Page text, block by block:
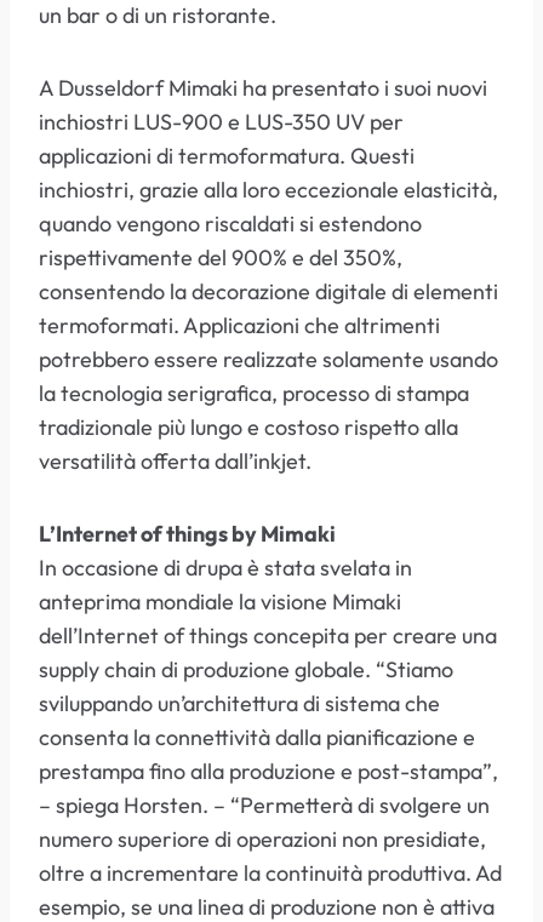
un bar o di un ristorante.
A Dusseldorf Mimaki ha presentato i suoi nuovi
inchiostri LUS-900 e LUS-350 UV per
applicazioni di termoformatura. Questi
inchiostri, grazie alla loro eccezionale elasticità,
quando vengono riscaldati si estendono
rispettivamente del 900% e del 350%,
consentendo la decorazione digitale di elementi
termoformati. Applicazioni che altrimenti
potrebbero essere realizzate solamente usando
la tecnologia serigrafica, processo di stampa
tradizionale più lungo e costoso rispetto alla
versatilità offerta dall’inkjet.
L’Internet of things by Mimaki
In occasione di drupa è stata svelata in
anteprima mondiale la visione Mimaki
dell’Internet of things concepita per creare una
supply chain di produzione globale. “Stiamo
sviluppando un’architettura di sistema che
consenta la connettività dalla pianificazione e
prestampa fino alla produzione e post-stampa”,
– spiega Horsten. – “Permetterà di svolgere un
numero superiore di operazioni non presidiate,
oltre a incrementare la continuità produttiva. Ad
esempio, se una linea di produzione non è attiva